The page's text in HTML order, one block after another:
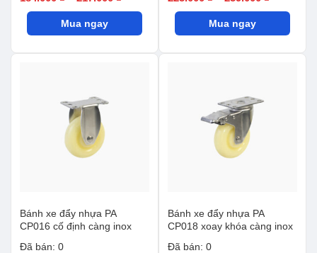
giá:
184.000 ₫
Mua ngay
giá:
225.000 ₫
Mua ngay
Bánh xe đẩy nhựa PA
CP016 cố định càng inox
Đã bán: 0
Bánh xe đẩy nhựa PA
CP018 xoay khóa càng inox
Đã bán: 0